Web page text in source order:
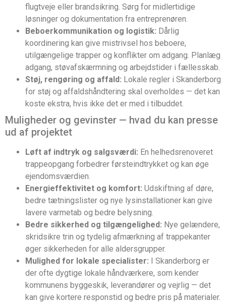
flugtveje eller brandsikring. Sørg for midlertidige
løsninger og dokumentation fra entreprenøren.
Beboerkommunikation og logistik: Dårlig
koordinering kan give mistrivsel hos beboere,
utilgængelige trapper og konflikter om adgang. Planlæg
adgang, støvafskærmning og arbejdstider i fællesskab.
Støj, rengøring og affald: Lokale regler i Skanderborg
for støj og affalds­håndtering skal overholdes — det kan
koste ekstra, hvis ikke det er med i tilbuddet.
Muligheder og gevinster — hvad du kan presse
ud af projektet
Løft af indtryk og salgsværdi: En helhedsrenoveret
trappeopgang forbedrer førsteindtrykket og kan øge
ejendomsværdien.
Energieffektivitet og komfort: Udskiftning af døre,
bedre tætningslister og nye lysinstallationer kan give
lavere varmetab og bedre belysning.
Bedre sikkerhed og tilgængelighed: Nye gelændere,
skridsikre trin og tydelig afmærkning af trappekanter
øger sikkerheden for alle aldersgrupper.
Mulighed for lokale specialister: I Skanderborg er
der ofte dygtige lokale håndværkere, som kender
kommunens byggeskik, leverandører og vejrlig — det
kan give kortere responstid og bedre pris på materialer.